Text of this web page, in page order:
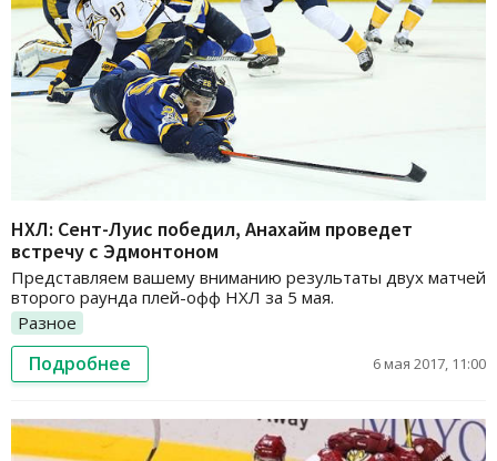
НХЛ: Сент-Луис победил, Анахайм проведет
встречу с Эдмонтоном
Представляем вашему вниманию результаты двух матчей
второго раунда плей-офф НХЛ за 5 мая.
Разное
Подробнее 6 мая 2017, 11:00